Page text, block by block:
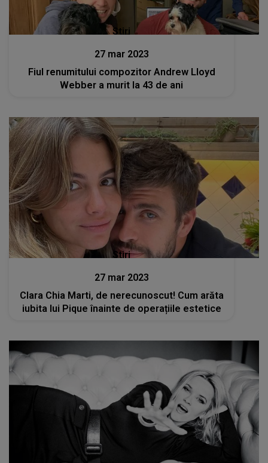
Stiri
27 mar 2023
Fiul renumitului compozitor Andrew Lloyd
Webber a murit la 43 de ani
Stiri
27 mar 2023
Clara Chia Marti, de nerecunoscut! Cum arăta
iubita lui Pique înainte de operațiile estetice